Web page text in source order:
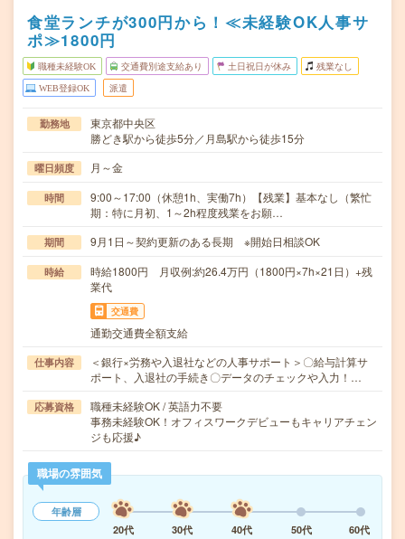
食堂ランチが300円から！≪未経験OK人事サ
ポ≫1800円
職種未経験OK 交通費別途支給あり 土日祝日が休み 残業なし
WEB登録OK 派遣
勤務地
東京都中央区
勝どき駅から徒歩5分／月島駅から徒歩15分
曜日頻度 月～金
時間
9:00～17:00（休憩1h、実働7h）【残業】基本なし（繁忙
期：特に月初、1～2h程度残業をお願…
期間 9月1日～契約更新のある長期 ※開始日相談OK
時給
時給1800円 月収例:約26.4万円（1800円×7h×21日）+残
業代
交通費
通勤交通費全額支給
仕事内容
＜銀行×労務や入退社などの人事サポート＞〇給与計算サ
ポート、入退社の手続き〇データのチェックや入力！…
応募資格
職種未経験OK / 英語力不要
事務未経験OK！オフィスワークデビューもキャリアチェン
ジも応援♪
職場の雰囲気
年齢層
20代
30代 40代 50代
60代